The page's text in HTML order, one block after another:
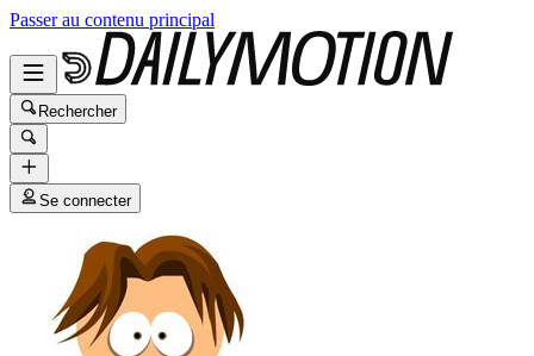
Passer au contenu principal
Rechercher
Se connecter